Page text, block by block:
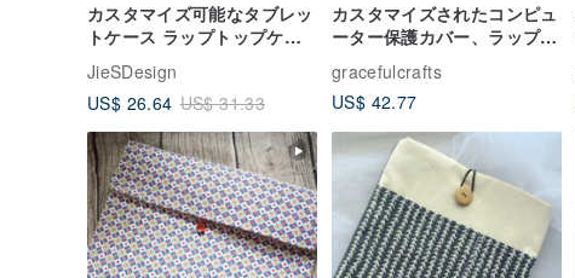
カスタマイズ可能なタブレッ
トケース ラップトップケー
ス Macbook Pro Retina 13
インチ 059
JieSDesign
US$ 26.64 US$ 31.33
カスタマイズされたコンピュ
ーター保護カバー、ラップト
ップバッグ、コンピューター
バッグ、タブレットカバー、
小さな苗木（M-223）
gracefulcrafts
US$ 42.77